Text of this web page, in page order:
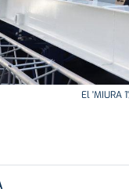
El 'MIURA